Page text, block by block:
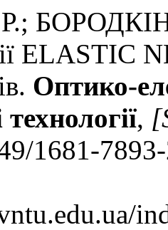
ELASTIC
Оптико-
,
1681-